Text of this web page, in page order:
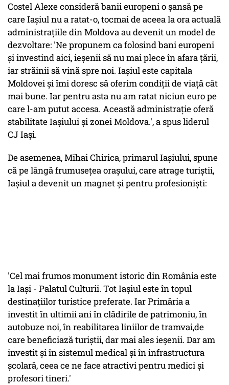
Costel Alexe consideră banii europeni o șansă pe
care Iașiul nu a ratat-o, tocmai de aceea la ora actuală
administrațiile din Moldova au devenit un model de
dezvoltare: 'Ne propunem ca folosind bani europeni
și investind aici, ieșenii să nu mai plece în afara țării,
iar străinii să vină spre noi. Iașiul este capitala
Moldovei și îmi doresc să oferim condiții de viață cât
mai bune. Iar pentru asta nu am ratat niciun euro pe
care l-am putut accesa. Această administrație oferă
stabilitate Iașiului și zonei Moldova.', a spus liderul
CJ Iași.
De asemenea, Mihai Chirica, primarul Iașiului, spune
că pe lângă frumusețea orașului, care atrage turiștii,
Iașiul a devenit un magnet și pentru profesioniști:
'Cel mai frumos monument istoric din România este
la Iași - Palatul Culturii. Tot Iașiul este în topul
destinațiilor turistice preferate. Iar Primăria a
investit în ultimii ani în clădirile de patrimoniu, în
autobuze noi, în reabilitarea liniilor de tramvai,de
care beneficiază turiștii, dar mai ales ieșenii. Dar am
investit și în sistemul medical și în infrastructura
școlară, ceea ce ne face atractivi pentru medici și
profesori tineri.'